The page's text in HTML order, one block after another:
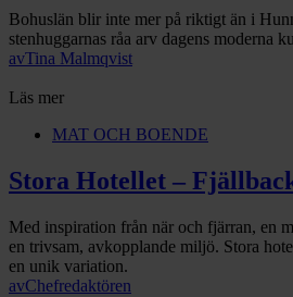
Bohuslän blir inte mer på riktigt än i
stenhuggarnas råa arv dagens moderna
avTina Malmqvist
Läs mer
MAT OCH BOENDE
Stora Hotellet –
Med inspiration från när och fjärran, en
en trivsam, avkopplande miljö. Stora
en unik variation.
avChefredaktören